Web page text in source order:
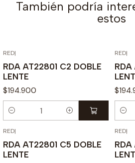
También podría
estos
RED|
RDA AT22801 C2 DOBLE
LENTE
$194.900
Cantidad
RED|
RDA
RED|
RDA AT22801 C5 DOBLE
LENTE
RED|
RDA